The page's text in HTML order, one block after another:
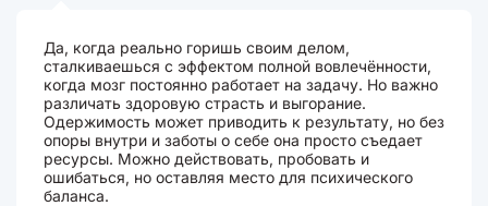
Да, когда реально горишь своим делом,
сталкиваешься с эффектом полной вовлечённости,
когда мозг постоянно работает на задачу. Но важно
различать здоровую страсть и выгорание.
Одержимость может приводить к результату, но без
опоры внутри и заботы о себе она просто съедает
ресурсы. Можно действовать, пробовать и
ошибаться, но оставляя место для психического
баланса.